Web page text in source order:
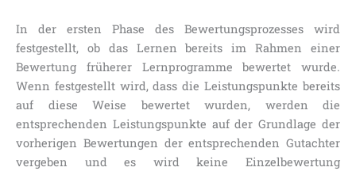
In der ersten Phase des Bewertungsprozesses wird
festgestellt, ob das Lernen bereits im Rahmen einer
Bewertung früherer Lernprogramme bewertet wurde.
Wenn festgestellt wird, dass die Leistungspunkte bereits
auf diese Weise bewertet wurden, werden die
entsprechenden Leistungspunkte auf der Grundlage der
vorherigen Bewertungen der entsprechenden Gutachter
vergeben und es wird keine Einzelbewertung